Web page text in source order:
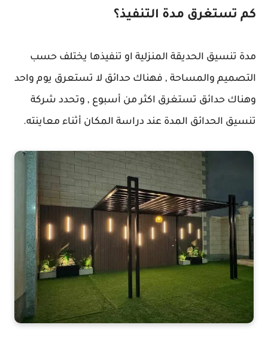
كم تستغرق مدة التنفيذ؟
مدة تنسيق الحديقة المنزلية او تنفيذها يختلف حسب
التصميم والمساحة , فهناك حدائق لا تستعرق يوم واحد
وهناك حدائق تستغرق اكثر من أسبوع , وتحدد شركة
تنسيق الحدائق المدة عند دراسة المكان أثناء معاينته.